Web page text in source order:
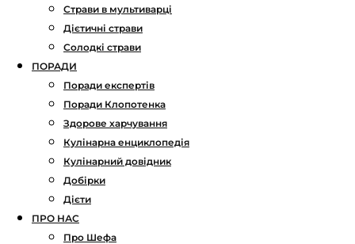
Страви в мультиварці
Дієтичні страви
Солодкі страви
ПОРАДИ
Поради експертів
Поради Клопотенка
Здорове харчування
Кулінарна енциклопедія
Кулінарний довідник
Добірки
Дієти
ПРО НАС
Про Шефа